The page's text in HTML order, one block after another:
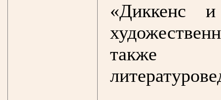
«Диккенс
также